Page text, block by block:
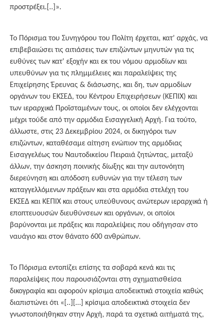
προστρέξει.[..]».
Το Πόρισμα του Συνηγόρου του Πολίτη έρχεται, κατ’ αρχάς, να
επιβεβαιώσει τις αιτιάσεις των επιζώντων μηνυτών για τις
ευθύνες των κατ’ εξοχήν και εκ του νόμου αρμοδίων και
υπευθύνων για τις πλημμέλειες και παραλείψεις της
Επιχείρησης Έρευνας & διάσωσης, και δη, των αρμοδίων
οργάνων του ΕΚΣΕΔ, του Κέντρου Επιχειρήσεων (ΚΕΠΙΧ) και
των ιεραρχικά Προϊσταμένων τους, οι οποίοι δεν ελέγχονται
μέχρι τούδε από την αρμόδια Εισαγγελική Αρχή. Για τούτο,
άλλωστε, στις 23 Δεκεμβρίου 2024, οι δικηγόροι των
επιζώντων, καταθέσαμε αίτηση ενώπιον της αρμόδιας
Εισαγγελέως του Ναυτοδικείου Πειραιά ζητώντας, μεταξύ
άλλων, την άσκηση ποινικής δίωξης και την αυτονόητη
διερεύνηση και απόδοση ευθυνών για την τέλεση των
καταγγελλόμενων πράξεων και στα αρμόδια στελέχη του
ΕΚΣΕΔ και ΚΕΠΙΧ και στους υπεύθυνους ανώτερων ιεραρχικά ή
εποπτευουσών διευθύνσεων και οργάνων, οι οποίοι
βαρύνονται με πράξεις και παραλείψεις που οδήγησαν στο
ναυάγιο και στον θάνατο 600 ανθρώπων.
Το Πόρισμα εντοπίζει επίσης τα σοβαρά κενά και τις
παραλείψεις που παρουσιάζονται στη σχηματισθείσα
δικογραφία και αφορούν κρίσιμα αποδεικτικά στοιχεία καθώς
διαπιστώνει ότι «[..][…] κρίσιμα αποδεικτικά στοιχεία δεν
γνωστοποιήθηκαν στην Αρχή, παρά τα σχετικά αιτήματά της,